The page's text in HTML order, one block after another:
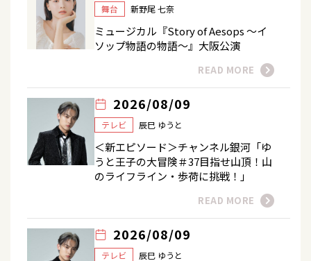
舞台 新野尾 七奈
ミュージカル『Story of Aesops ～イ
ソップ物語の物語～』大阪公演
READ MORE
2026/08/09
テレビ 辰巳 ゆうと
＜新エピソード＞チャンネル銀河「ゆ
うと王子の大冒険＃37目指せ山頂！山
のライフライン・歩荷に挑戦！」
READ MORE
2026/08/09
テレビ 辰巳 ゆうと